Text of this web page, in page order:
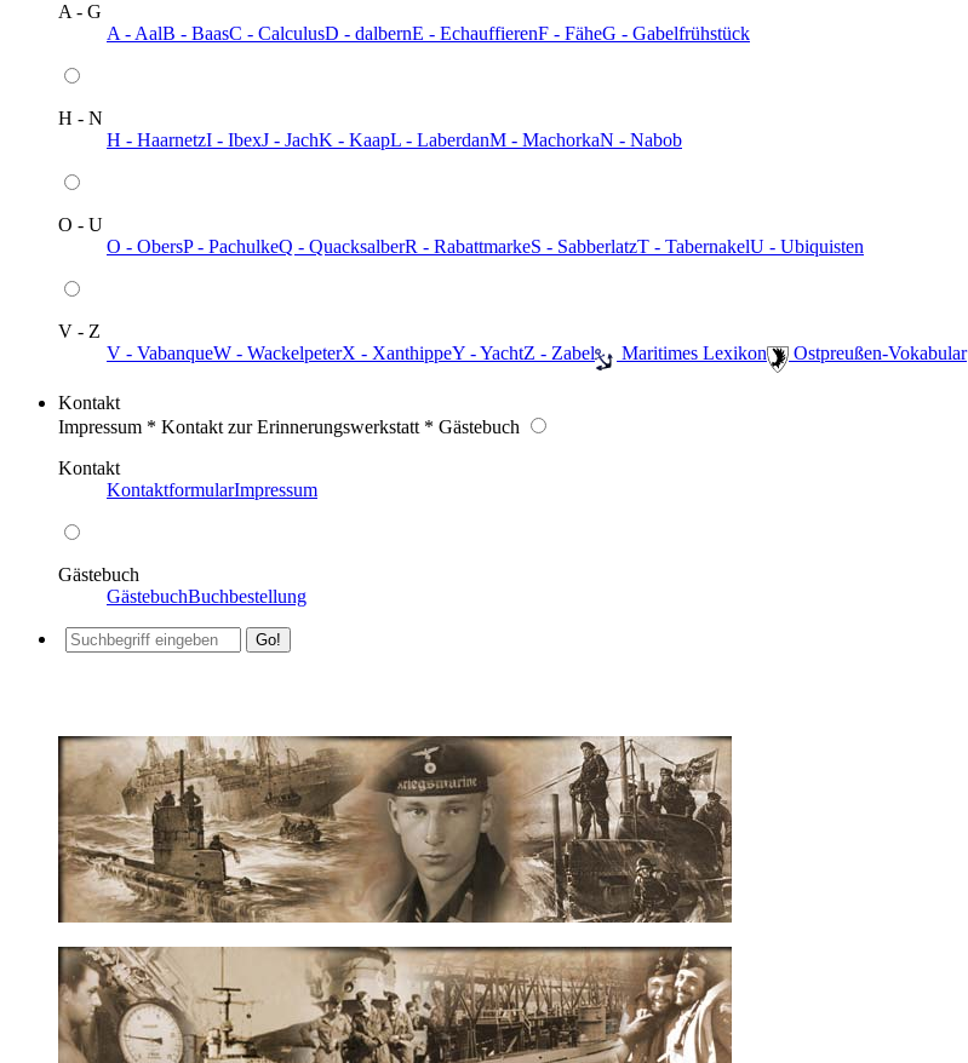
A - G
A - AalB - BaasC - CalculusD - dalbernE - EchauffierenF - FäheG - Gabelfrühstück
H - N
H - HaarnetzI - IbexJ - JachK - KaapL - LaberdanM - MachorkaN - Nabob
O - U
O - ObersP - PachulkeQ - QuacksalberR - RabattmarkeS - SabberlatzT - TabernakelU - Ubiquisten
V - Z
V - VabanqueW - WackelpeterX - XanthippeY - YachtZ - Zabel ️ Maritimes Lexikon ️ Ostpreußen-Vokabular
Kontakt
Impressum * Kontakt zur Erinnerungswerkstatt * Gästebuch
Kontakt
KontaktformularImpressum
Gästebuch
GästebuchBuchbestellung